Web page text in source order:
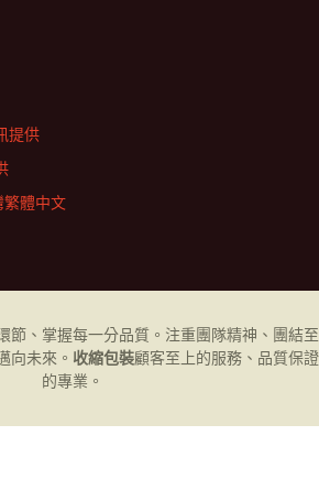
提供
繁體中文
節、掌握每一分品質。注重團隊精神、團結至
向未來。 收縮包裝顧客至上的服務、品質保證
的專業。